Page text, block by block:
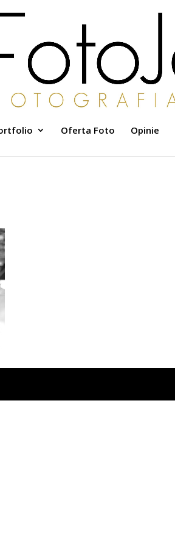
Oferta Foto Opinie